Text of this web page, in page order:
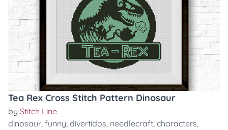
Tea Rex Cross Stitch Pattern Dinosaur
by Stitch Line
dinosaur, funny, divertidos, needlecraft, characters,